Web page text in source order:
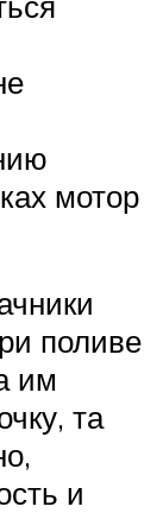
мотор
поливе
им
та
и